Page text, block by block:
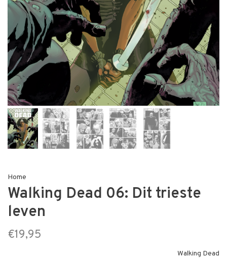
Home
Walking Dead 06: Dit trieste
leven
€19,95
Walking Dead